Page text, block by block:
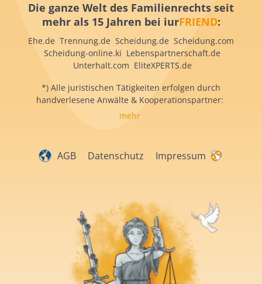
Die ganze Welt des Familienrechts seit
mehr als 15 Jahren bei iurFRIEND:
Ehe.de Trennung.de Scheidung.de Scheidung.com
Scheidung-online.ki Lebenspartnerschaft.de
Unterhalt.com EliteXPERTS.de
*) Alle juristischen Tätigkeiten erfolgen durch
handverlesene Anwälte & Kooperationspartner:
mehr
AGB Datenschutz Impressum